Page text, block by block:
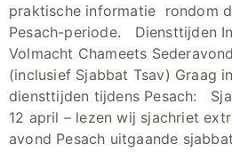
praktische informatie rondom
Pesach-periode. Diensttijden
Volmacht Chameets
(inclusief Sjabbat Tsav) Graag
diensttijden tijdens Pesach:
12 april – lezen wij sjachriet
avond Pesach uitgaande